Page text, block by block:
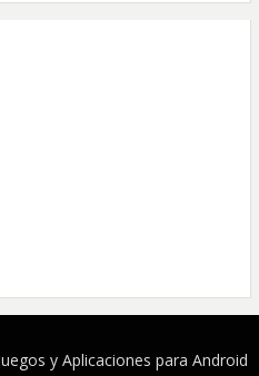
y Aplicaciones para Android